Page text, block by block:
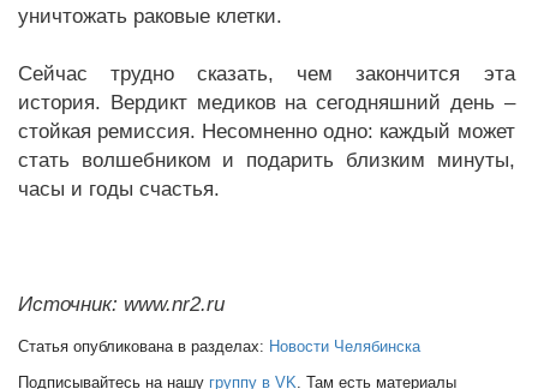
уничтожать раковые клетки.
Сейчас трудно сказать, чем закончится эта
история. Вердикт медиков на сегодняшний день –
стойкая ремиссия. Несомненно одно: каждый может
стать волшебником и подарить близким минуты,
часы и годы счастья.
Источник: www.nr2.ru
Статья опубликована в разделах: Новости Челябинска
Подписывайтесь на нашу группу в VK. Там есть материалы